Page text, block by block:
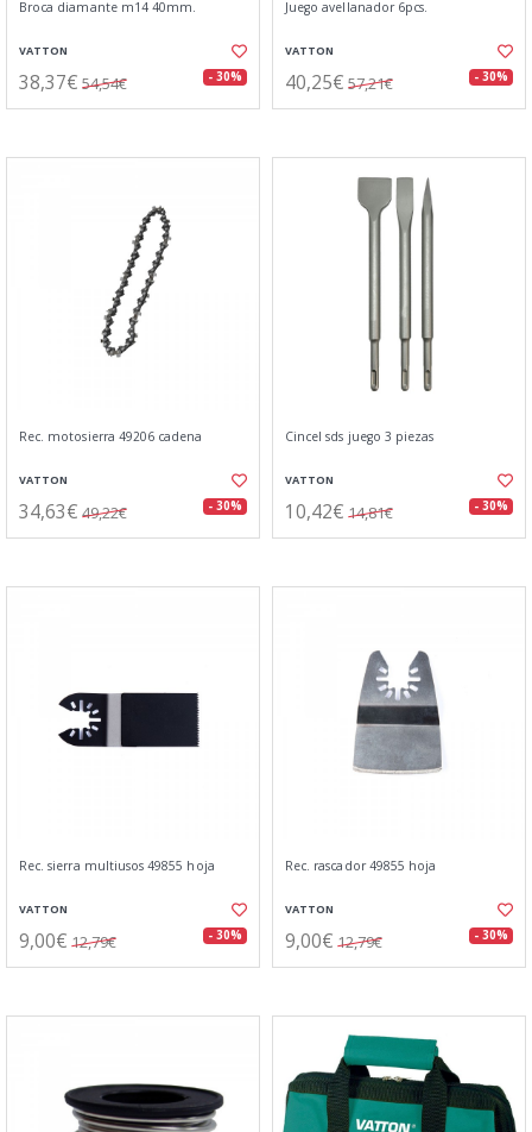
Broca diamante m14 40mm.
VATTON
38,37€ 54,54€ - 30%
Juego avellanador 6pcs.
VATTON
40,25€ 57,21€ - 30%
Rec. motosierra 49206 cadena
VATTON
34,63€ 49,22€ - 30%
Cincel sds juego 3 piezas
VATTON
10,42€ 14,81€ - 30%
Rec. sierra multiusos 49855 hoja
VATTON
9,00€ 12,79€ - 30%
Rec. rascador 49855 hoja
VATTON
9,00€ 12,79€ - 30%